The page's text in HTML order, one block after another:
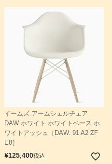
イームズ アームシェルチェア
DAW ホワイト ホワイトベース ホ
ワイトアッシュ［DAW. 91 A2 ZF
E8］
¥125,400税込